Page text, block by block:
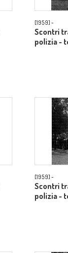
[1959] -
Scontri
polizia -
[1959] -
Scontri
polizia -